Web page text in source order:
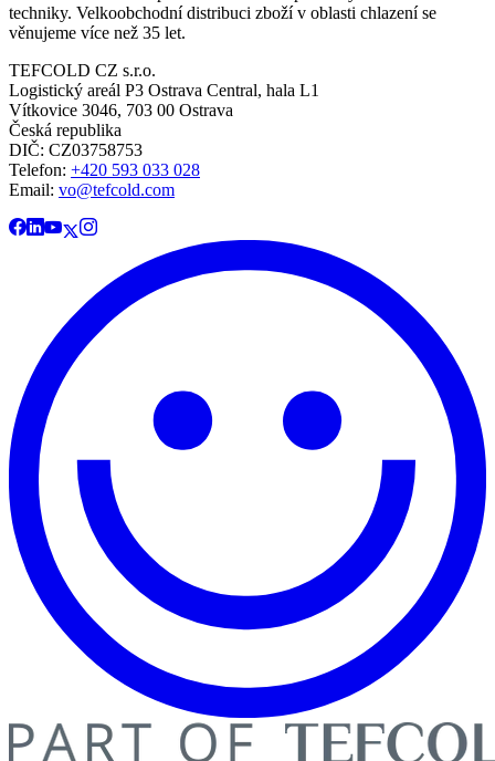
techniky. Velkoobchodní distribuci zboží v oblasti chlazení se
věnujeme více než 35 let.
TEFCOLD CZ s.r.o.
Logistický areál P3 Ostrava Central, hala L1
Vítkovice 3046, 703 00 Ostrava
Česká republika
DIČ: CZ03758753​​​​​​
Telefon: +420 593 033 028
Email: vo@tefcold.com